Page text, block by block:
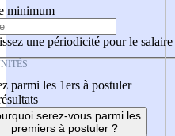
minimum
une périodicité pour le salaire
parmi les 1ers à postuler
serez-vous parmi les
premiers à postuler ?